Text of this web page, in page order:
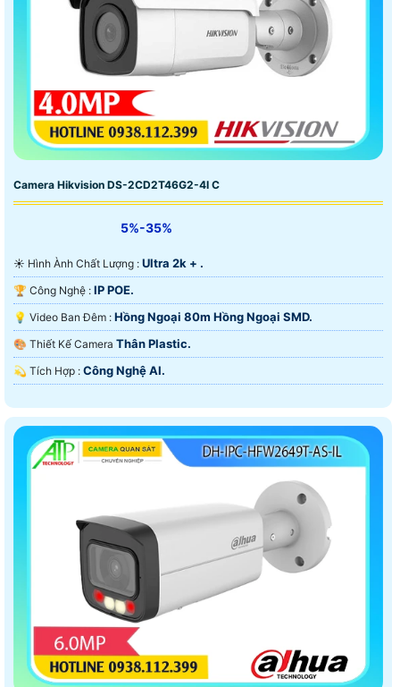
Camera Hikvision DS-2CD2T46G2-4I C
5%-35%
☀️ Hình Ành Chất Lượng : Ultra 2k + .
🏆 Công Nghệ : IP POE.
💡 Video Ban Đêm : Hồng Ngoại 80m Hồng Ngoại SMD.
🎨 Thiết Kế Camera Thân Plastic.
️💫 Tích Hợp : Công Nghệ AI.